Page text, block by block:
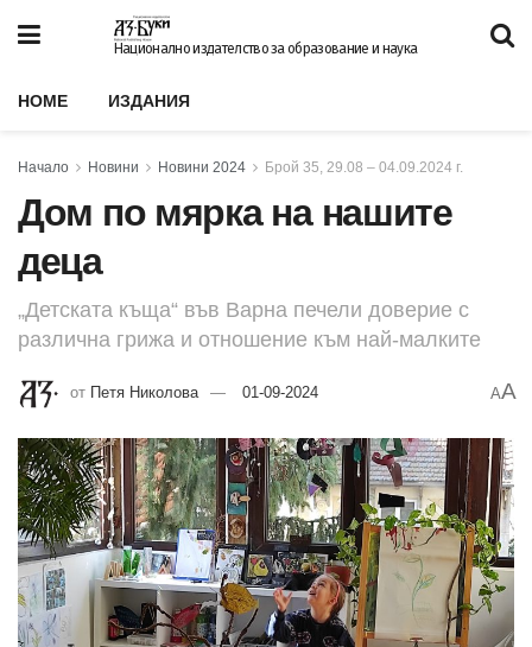
Национално издателство за образование и наука
HOME ИЗДАНИЯ
Начало Новини Новини 2024 Брой 35, 29.08 – 04.09.2024 г.
Дом по мярка на нашите
деца
„Детската къща“ във Варна печели доверие с
различна грижа и отношение към най-малките
от Петя Николова 01-09-2024 AA